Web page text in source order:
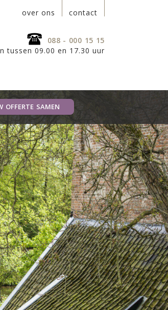
over ons contact
088 - 000 15 15
tussen 09.00 en 17.30 uur
OFFERTE SAMEN